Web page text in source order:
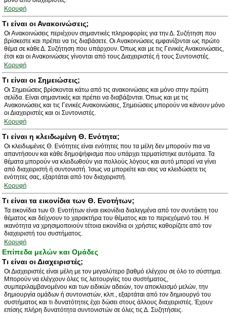
Κορυφή
Τι είναι οι Ανακοινώσεις;
Οι Ανακοινώσεις περιέχουν σημαντικές πληροφορίες για την Δ. Συζήτηση που
βρίσκεστε και πρέπει να τις διαβάσετε. Οι Ανακοινώσεις εμφανίζονται ως πρώτο
θέμα σε κάθε Δ. Συζήτηση που υπάρχουν. Όπως και με τις Γενικές Ανακοινώσεις,
έτσι και οι Ανακοινώσεις γίνονται από τους Διαχειριστές ή τους Συντονιστές.
Κορυφή
Τι είναι οι Σημειώσεις;
Οι Σημειώσεις βρίσκονται κάτω από τις ανακοινώσεις και μόνο στην πρώτη
σελίδα. Είναι σημαντικές και πρέπει να διαβάζονται. Όπως και με τις
Ανακοινώσεις και τις Γενικές Ανακοινώσεις, Σημειώσεις μπορούν να κάνουν μόνο
οι Διαχειριστές και οι Συντονιστές.
Κορυφή
Τι είναι η κλειδωμένη Θ. Ενότητα;
Οι κλειδωμένες Θ. Ενότητες είναι ενότητες που τα μέλη δεν μπορούν πια να
απαντήσουν και κάθε δημοψήφισμα που υπάρχει τερματίστηκε αυτόματα. Τα
θέματα μπορούν να κλειδωθούν για πολλούς λόγους και αυτό μπορεί να γίνει
από διαχειριστή ή συντονιστή. Ίσως να μπορείτε και σεις να κλειδώσετε τις
ενότητες σας, εξαρτάται από τον διαχειριστή.
Κορυφή
Τι είναι τα εικονίδια των Θ. Ενοτήτων;
Τα εικονίδια των Θ. Ενοτήτων είναι εικονίδια διαλεγμένα από τον συντάκτη του
θέματος και δείχνουν το χαρακτήρα του θέματος και το περιεχόμενό του. Η
ικανότητα να χρησιμοποιούν τέτοια εικονίδια οι χρήστες καθορίζετε από τον
διαχειριστή του συστήματος.
Κορυφή
Επίπεδα μελών και Ομάδες
Τι είναι οι Διαχειριστές;
Οι Διαχειριστές είναι μέλη με τον μεγαλύτερο βαθμό ελέγχου σε όλο το σύστημα.
Μπορούν να ελέγχουν όλες τις λειτουργίες του συστήματος,
συμπεριλαμβανομένου και των ειδικών αδειών, τον αποκλεισμό μελών, την
δημιουργία ομάδων ή συντονιστών, κλπ., εξαρτάται από τον δημιουργό του
συστήματος και τι δυνατότητες έχει δώσει στους άλλους διαχειριστές. Έχουν
επίσης πλήρη δυνατότητα συντονιστών σε όλες τις Δ. Συζητήσεις.